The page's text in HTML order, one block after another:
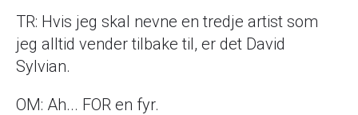
TR: Hvis jeg skal nevne en tredje artist som
jeg alltid vender tilbake til, er det David
Sylvian.
OM: Ah... FOR en fyr.